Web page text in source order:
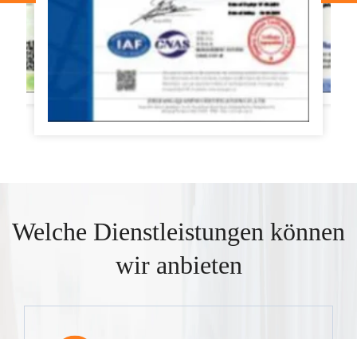
Welche Dienstleistungen können
wir anbieten